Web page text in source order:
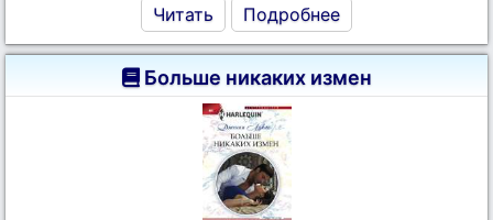
Читать Подробнее
Больше никаких измен